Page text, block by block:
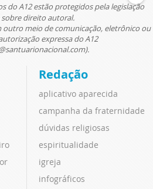
do A12 estão protegidos pela legislação
sobre direito autoral.
meio de comunicação, eletrônico ou
expressa do A12
Redação
aplicativo aparecida
campanha da fraternidade
dúvidas religiosas
espiritualidade
igreja
infográficos